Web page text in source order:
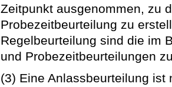
Zeitpunkt ausgenommen, zu
Probezeitbeurteilung zu
Regelbeurteilung sind die im
und Probezeitbeurteilungen
(3) Eine Anlassbeurteilung ist